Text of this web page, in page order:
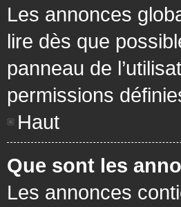
Les annonces
lire dès que
panneau de
permissions
Haut
Que sont les
Les annonces